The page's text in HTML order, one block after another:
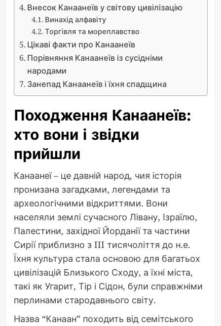
Внесок Канаанеїв у світову цивілізацію
Винахід алфавіту
Торгівля та мореплавство
Цікаві факти про Канаанеїв
Порівняння Канаанеїв із сусідніми
народами
Занепад Канаанеїв і їхня спадщина
Походження Канаанеїв:
хто вони і звідки
прийшли
Канаанеї – це давній народ, чия історія
пронизана загадками, легендами та
археологічними відкриттями. Вони
населяли землі сучасного Лівану, Ізраїлю,
Палестини, західної Йорданії та частини
Сирії приблизно з III тисячоліття до н.е.
Їхня культура стала основою для багатьох
цивілізацій Близького Сходу, а їхні міста,
такі як Угарит, Тір і Сідон, були справжніми
перлинами стародавнього світу.
Назва “Канаан” походить від семітського